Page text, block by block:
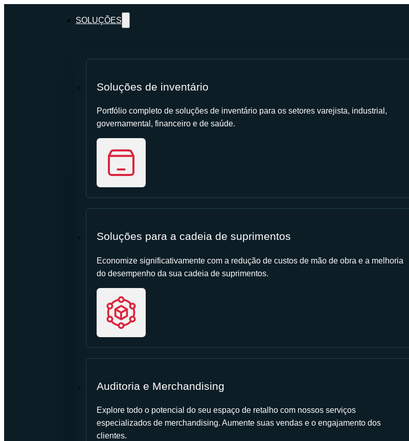
SOLUÇÕES
Soluções de inventário
Portfólio completo de soluções de inventário para os setores varejista, industrial,
governamental, financeiro e de saúde.
Soluções para a cadeia de suprimentos
Economize significativamente com a redução de custos de mão de obra e a melhoria
do desempenho da sua cadeia de suprimentos.
Auditoria e Merchandising
Explore todo o potencial do seu espaço de retalho com nossos serviços
especializados de merchandising. Aumente suas vendas e o engajamento dos
clientes.